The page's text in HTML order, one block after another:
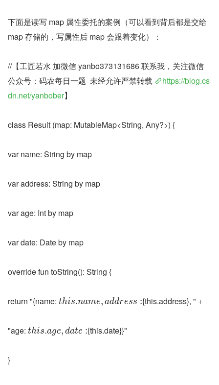
下面是读写 map 属性委托的案例（可以看到背后都是交给
map 存储的，写属性后 map 会跟着变化）：
//【工匠若水 加微信 yanbo373131686 联系我，关注微信
公众号：码农每日一题  未经允许严禁转载
https://blog.cs
dn.net/yanbober】
class Result (map: MutableMap<String, Any?>) {
var name: String by map
var address: String by map
var age: Int by map
var date: Date by map
override fun toString(): String {
return "{name: this.name, address :{this.address}, " +
"age: this.age, date :{this.date}}"
}